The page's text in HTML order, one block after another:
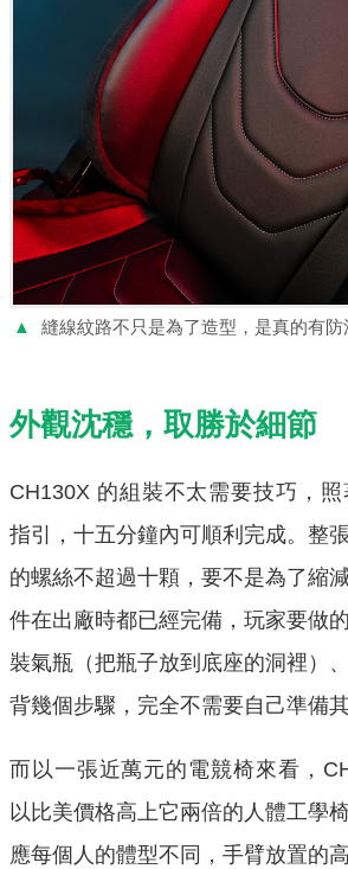
▲ 縫線紋路不只是為了造型，是真的有防
外觀沈穩，取勝於細節
CH130X 的組裝不太需要技巧，
指引，十五分鐘內可順利完成。整
的螺絲不超過十顆，要不是為了縮
件在出廠時都已經完備，玩家要做
裝氣瓶（把瓶子放到底座的洞裡）
背幾個步驟，完全不需要自己準備
而以一張近萬元的電競椅來看，
以比美價格高上它兩倍的人體工學
應每個人的體型不同，手臂放置的